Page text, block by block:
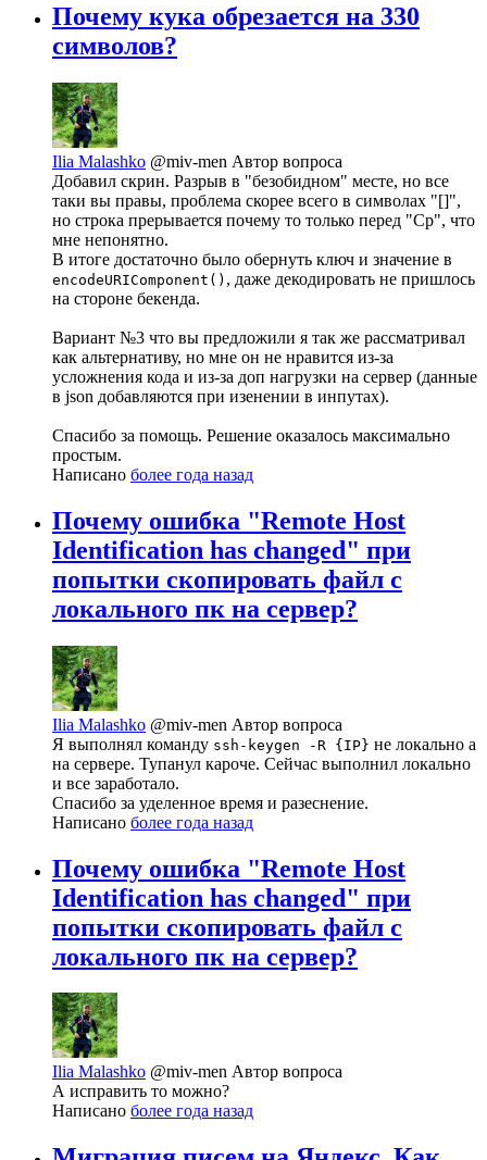
Почему кука обрезается на 330
символов?
Ilia Malashko @miv-men Автор вопроса
Добавил скрин. Разрыв в "безобидном" месте, но все
таки вы правы, проблема скорее всего в символах "[]",
но строка прерывается почему то только перед "Ср", что
мне непонятно.
В итоге достаточно было обернуть ключ и значение в
encodeURIComponent() , даже декодировать не пришлось
на стороне бекенда.
Вариант №3 что вы предложили я так же рассматривал
как альтернативу, но мне он не нравится из-за
усложнения кода и из-за доп нагрузки на сервер (данные
в json добавляются при изенении в инпутах).
Спасибо за помощь. Решение оказалось максимально
простым.
Написано более года назад
Почему ошибка "Remote Host
Identification has changed" при
попытки скопировать файл с
локального пк на сервер?
Ilia Malashko @miv-men Автор вопроса
Я выполнял команду ssh-keygen -R {IP} не локально а
на сервере. Тупанул кароче. Сейчас выполнил локально
и все заработало.
Спасибо за уделенное время и разеснение.
Написано более года назад
Почему ошибка "Remote Host
Identification has changed" при
попытки скопировать файл с
локального пк на сервер?
Ilia Malashko @miv-men Автор вопроса
А исправить то можно?
Написано более года назад